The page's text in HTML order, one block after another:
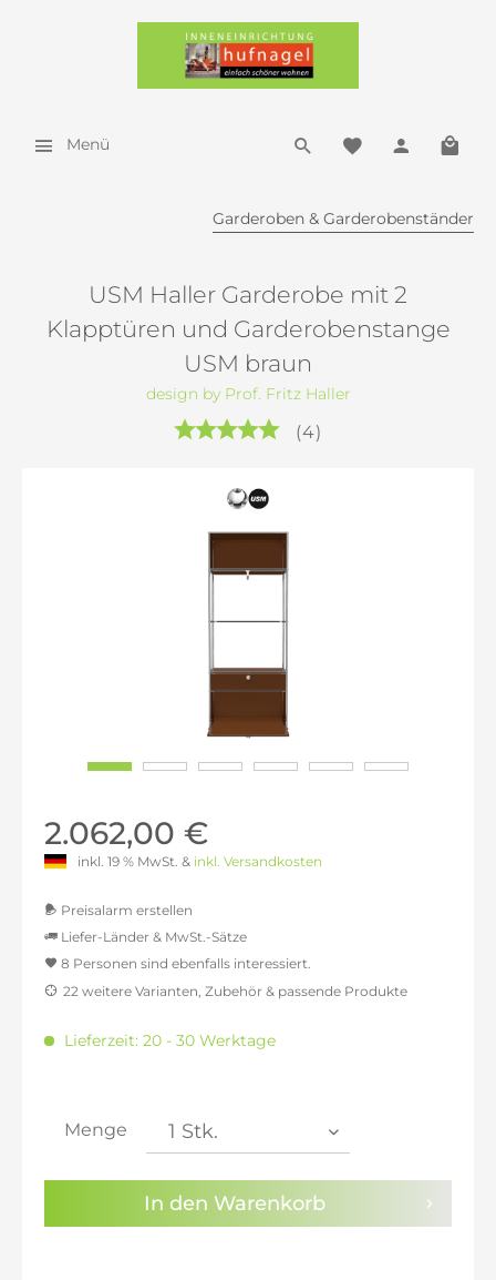
Menü
Garderoben & Garderobenständer
USM Haller Garderobe mit 2
Klapptüren und Garderobenstange
USM braun
design by Prof. Fritz Haller
(4)
2.062,00 €
inkl. 19 % MwSt. & inkl. Versandkosten
Preisalarm erstellen
Sie haben dieDatenschutzbestimmungen
Kenntnis genommen.
Liefer-Länder & MwSt.-Sätze
inkl. 16% MwSt.: 2.010,02 €
inkl. 21% MwSt.: 2.096,66 €
8 Personen sind ebenfalls interessiert.
22 weitere Varianten, Zubehör & passende Produkte
Lieferzeit: 20 - 30 Werktage
Menge
In den Warenkorb